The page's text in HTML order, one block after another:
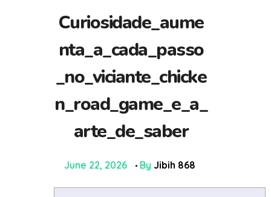
Curiosidade_aume
nta_a_cada_passo
_no_viciante_chicke
n_road_game_e_a_
arte_de_saber
June 22, 2026 By Jibih 868